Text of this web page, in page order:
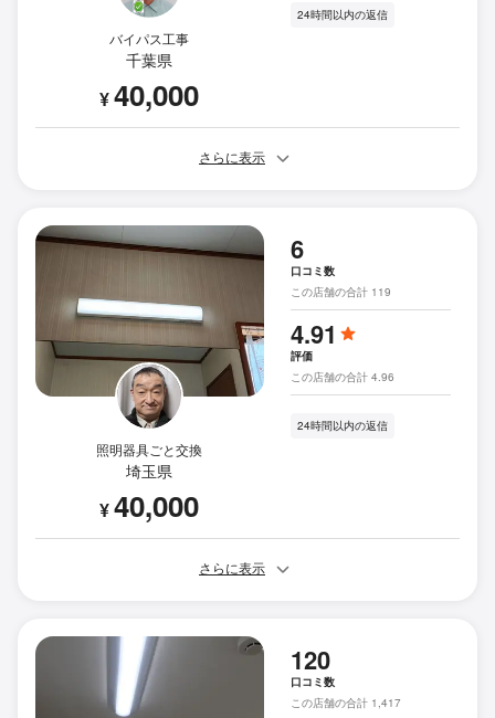
バイパス工事
千葉県
¥40,000
24時間以内の返信
さらに表示
照明器具ごと交換
埼玉県
¥40,000
6
口コミ数
この店舗の合計 119
4.91
評価
この店舗の合計 4.96
24時間以内の返信
さらに表示
120
口コミ数
この店舗の合計 1,417